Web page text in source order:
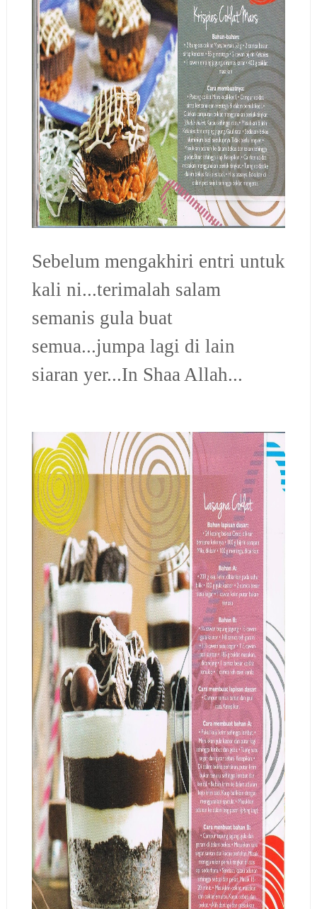
Sebelum mengakhiri entri untuk
kali ni...terimalah salam
semanis gula buat
semua...jumpa lagi di lain
siaran yer...In Shaa Allah...